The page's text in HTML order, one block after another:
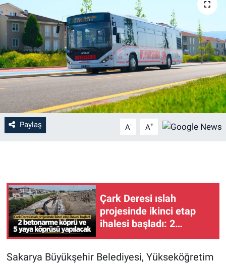
Paylaş A- A+
Çark Deresi ıslah
projesinde ikinci etap
ihalesi başladı: 2
betonarme köprü ve 5
Sakarya Büyükşehir Belediyesi, Yükseköğretim